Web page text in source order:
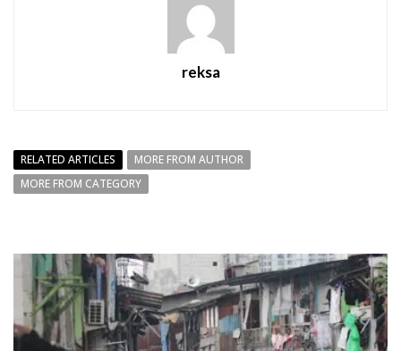
reksa
RELATED ARTICLES
MORE FROM AUTHOR
MORE FROM CATEGORY